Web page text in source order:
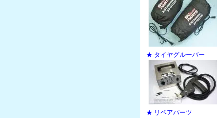
★ タイヤグルーバー
★ リペアパーツ